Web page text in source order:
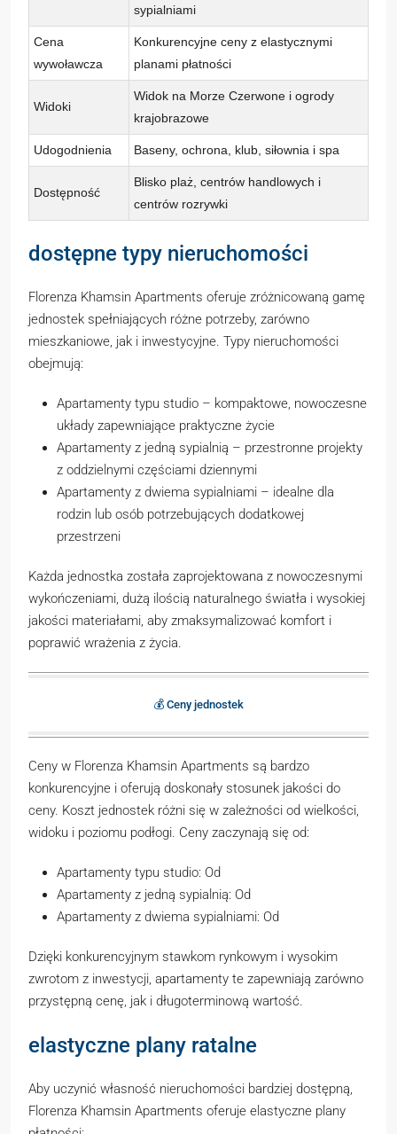
sypialniami
Cena
wywoławcza
Konkurencyjne ceny z elastycznymi
planami płatności
Widoki
Widok na Morze Czerwone i ogrody
krajobrazowe
Udogodnienia Baseny, ochrona, klub, siłownia i spa
Dostępność
Blisko plaż, centrów handlowych i
centrów rozrywki
dostępne typy nieruchomości
Florenza Khamsin Apartments oferuje zróżnicowaną gamę
jednostek spełniających różne potrzeby, zarówno
mieszkaniowe, jak i inwestycyjne. Typy nieruchomości
obejmują:
Apartamenty typu studio – kompaktowe, nowoczesne
układy zapewniające praktyczne życie
Apartamenty z jedną sypialnią – przestronne projekty
z oddzielnymi częściami dziennymi
Apartamenty z dwiema sypialniami – idealne dla
rodzin lub osób potrzebujących dodatkowej
przestrzeni
Każda jednostka została zaprojektowana z nowoczesnymi
wykończeniami, dużą ilością naturalnego światła i wysokiej
jakości materiałami, aby zmaksymalizować komfort i
poprawić wrażenia z życia.
💰 Ceny jednostek
Ceny w Florenza Khamsin Apartments są bardzo
konkurencyjne i oferują doskonały stosunek jakości do
ceny. Koszt jednostek różni się w zależności od wielkości,
widoku i poziomu podłogi. Ceny zaczynają się od:
Apartamenty typu studio: Od
Apartamenty z jedną sypialnią: Od
Apartamenty z dwiema sypialniami: Od
Dzięki konkurencyjnym stawkom rynkowym i wysokim
zwrotom z inwestycji, apartamenty te zapewniają zarówno
przystępną cenę, jak i długoterminową wartość.
elastyczne plany ratalne
Aby uczynić własność nieruchomości bardziej dostępną,
Florenza Khamsin Apartments oferuje elastyczne plany